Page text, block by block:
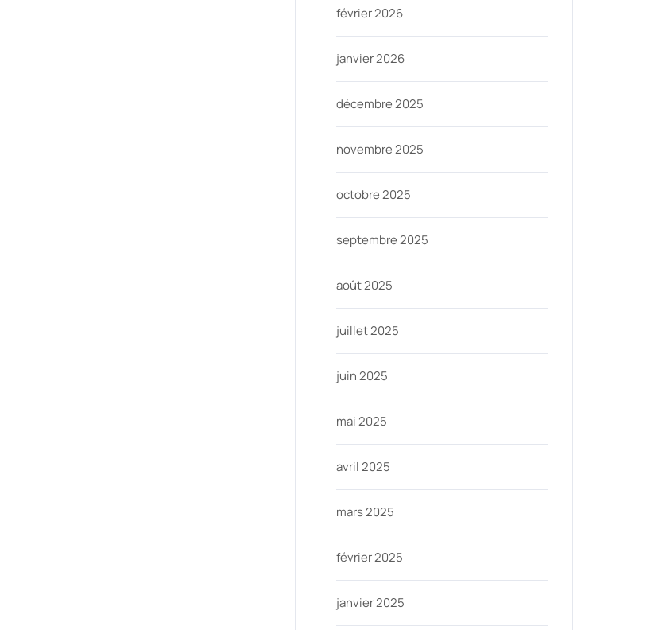
février 2026
janvier 2026
décembre 2025
novembre 2025
octobre 2025
septembre 2025
août 2025
juillet 2025
juin 2025
mai 2025
avril 2025
mars 2025
février 2025
janvier 2025